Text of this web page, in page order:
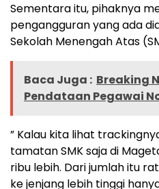
Sementara itu, pihaknya
pengangguran yang ada
Sekolah Menengah Atas
Baca Juga : Breaking
Pendataan Pegawai
” Kalau kita lihat
tamatan SMK saja di
ribu lebih. Dari jumlah itu
ke jenjang lebih tinggi